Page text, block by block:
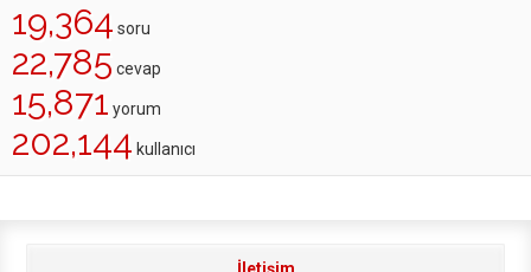
19,364 soru
22,785 cevap
15,871 yorum
202,144 kullanıcı